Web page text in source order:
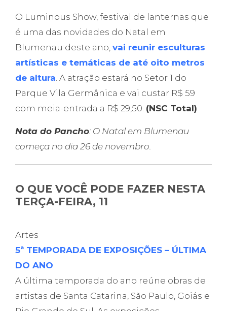
O Luminous Show, festival de lanternas que
é uma das novidades do Natal em
Blumenau deste ano, vai reunir esculturas
artísticas e temáticas de até oito metros
de altura. A atração estará no Setor 1 do
Parque Vila Germânica e vai custar R$ 59
com meia-entrada a R$ 29,50. (NSC Total)
Nota do Pancho: O Natal em Blumenau
começa no dia 26 de novembro.
O QUE VOCÊ PODE FAZER NESTA
TERÇA-FEIRA, 11
Artes
5ª TEMPORADA DE EXPOSIÇÕES – ÚLTIMA
DO ANO
A última temporada do ano reúne obras de
artistas de Santa Catarina, São Paulo, Goiás e